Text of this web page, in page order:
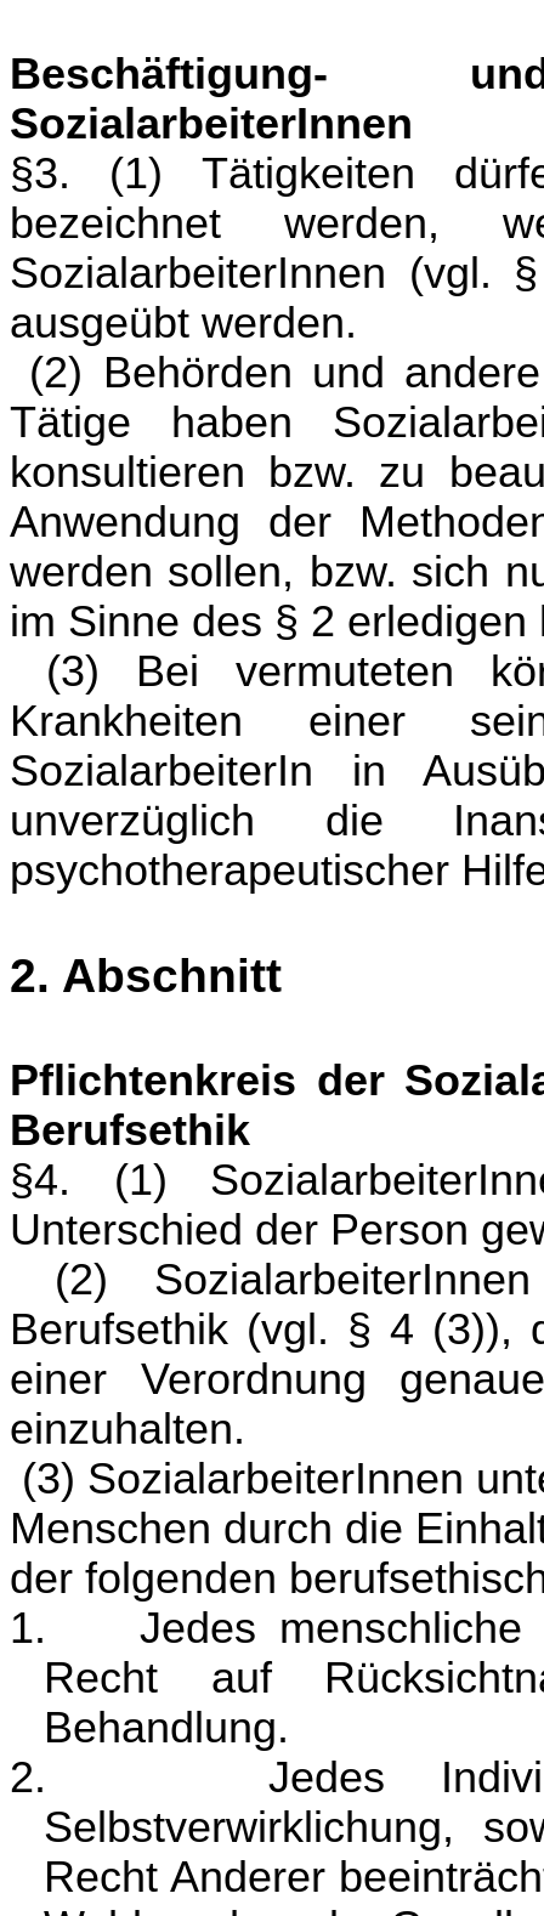
Beschäftigung-
SozialarbeiterInnen
§3. (1) Tätigkeiten
bezeichnet werden,
SozialarbeiterInnen (vgl.
ausgeübt werden.
(2) Behörden und
Tätige haben
konsultieren bzw. zu
Anwendung der
werden sollen, bzw. sich
im Sinne des § 2 erledigen
(3) Bei vermuteten
Krankheiten einer
SozialarbeiterIn in
unverzüglich die
psychotherapeutischer
2. Abschnitt
Pflichtenkreis der
Berufsethik
§4. (1)
Unterschied der Person
(2)
Berufsethik (vgl. § 4 (3)),
einer Verordnung
einzuhalten.
(3) SozialarbeiterInnen
Menschen durch die
der folgenden
1.
Jedes
Recht auf
Behandlung.
2.
Jedes
Selbstverwirklichung,
Recht Anderer